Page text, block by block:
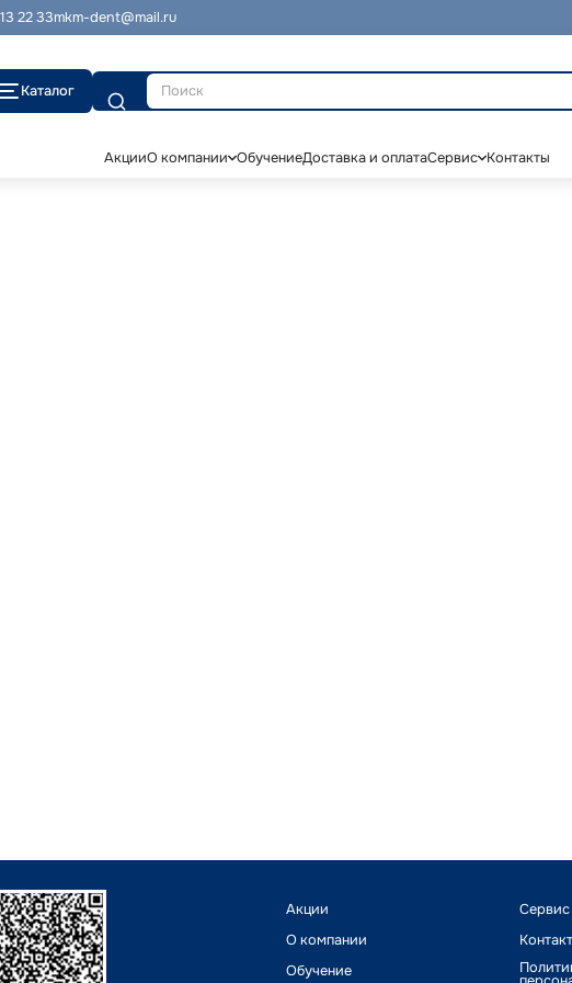
22 33mkm-dent@mail.ru
Каталог
Поиск
АкцииО компании ОбучениеДоставка и оплатаСервис Контакты
Акции
О компании
Обучение
Сервис